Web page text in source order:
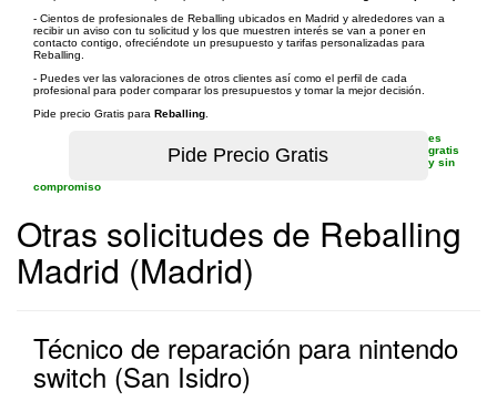
- Cientos de profesionales de Reballing ubicados en Madrid y alrededores van a
recibir un aviso con tu solicitud y los que muestren interés se van a poner en
contacto contigo, ofreciéndote un presupuesto y tarifas personalizadas para
Reballing.
- Puedes ver las valoraciones de otros clientes así como el perfil de cada
profesional para poder comparar los presupuestos y tomar la mejor decisión.
Pide precio Gratis para Reballing
es
gratis
y sin
compromiso
Otras solicitudes de Reballing
Madrid (Madrid)
Técnico de reparación para nintendo
switch (San Isidro)